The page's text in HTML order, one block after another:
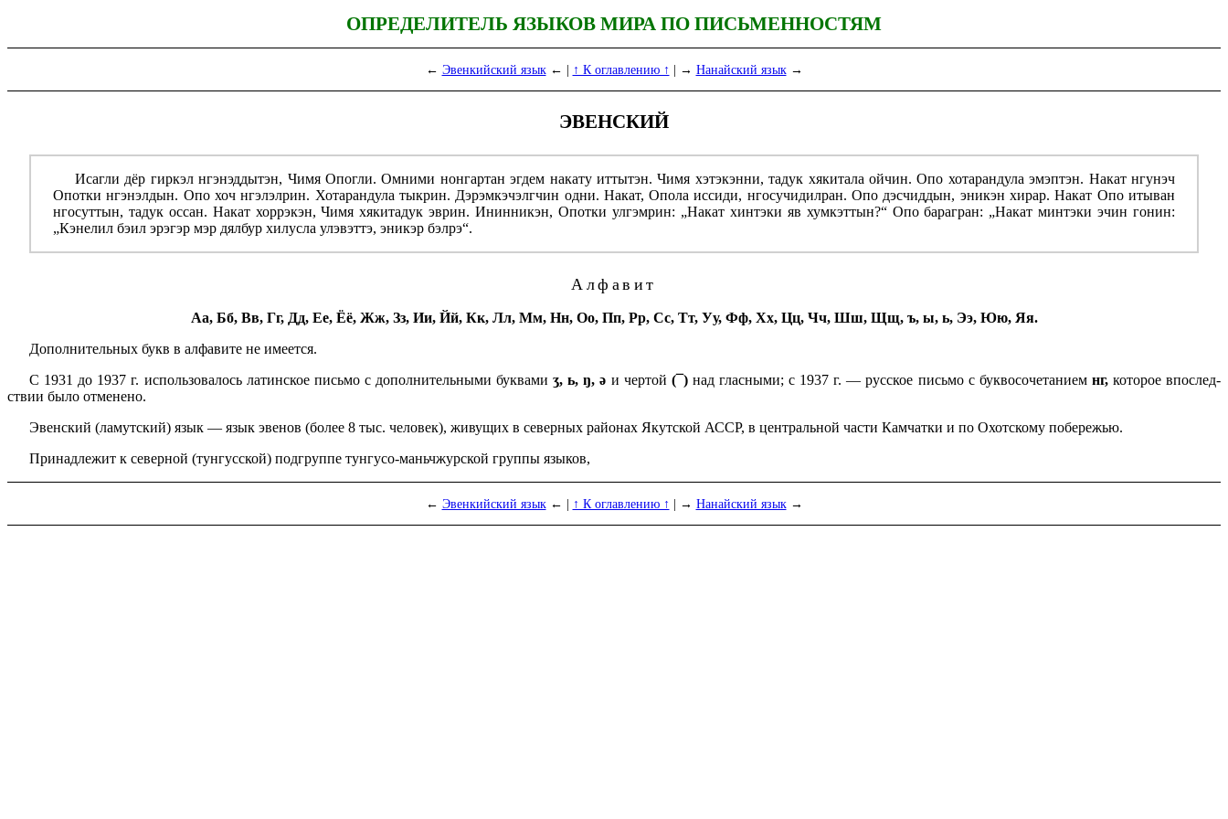
ОПРЕДЕЛИТЕЛЬ ЯЗЫКОВ МИРА ПО ПИСЬМЕННОСТЯМ
← Эвенкийский язык← | ↑ К оглавлению ↑ | → Нанайский язык→
ЭВЕНСКИЙ
Исагли дёр гиркэл нгэнэддытэн, Чимя Опогли. Омними нонгартан эгдем накату иттытэн. Чимя хэтэкэнни, тадук хякитала ойчин. Опо хотарандула эмэптэн. Накат нгунэч
Опотки нгэнэлдын. Опо хоч нгэлэлрин. Хотарандула тыкрин. Дэрэмкэчэлгчин одни. Накат, Опола иссиди, нгосучидилран. Опо дэсчиддын, эникэн хирар. Накат Опо итыван
нгосуттын, тадук оссан. Накат хоррэкэн, Чимя хякитадук эврин. Ининникэн, Опотки улгэмрин: „Накат хинтэки яв хумкэттын?“ Опо барагран: „Накат минтэки эчин гонин:
„Кэнелил бэил эрэгэр мэр дялбур хилусла улэвэттэ, эникэр бэлрэ“.
Алфавит
Аа, Бб, Вв, Гг, Дд, Ее, Ёё, Жж, Зз, Ии, Йй, Кк, Лл, Мм, Нн, Оо, Пп, Рр, Сс, Тт, Уу, Фф, Хх, Цц, Чч, Шш, Щщ, ъ, ы, ь, Ээ, Юю, Яя.
Дополнительных букв в алфавите не имеется.
С 1931 до 1937 г. использовалось латинское письмо с допол­ни­тель­ны­ми буквамиʒ, ь, ŋ, ə и чертой (¯)над гласными; с 1937 г. — русское письмо с букво­со­че­та­ни­ем нг,которое впослед­
ствии было отменено.
Эвенский (ламутский) язык — язык эвенов (более 8 тыс. человек), живущих в север­ных рай­о­нах Якутской АССР, в централь­ной части Камчатки и по Охотскому побережью.
Принадлежит к северной (тунгусской) подгруппе тунгусо-маньчжурской группы языков,
← Эвенкийский язык← | ↑ К оглавлению ↑ | → Нанайский язык→